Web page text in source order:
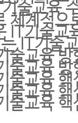
술교육
체계적으
IT기술교
IT기술
술교육
술교육
술교육
술교육
술교육